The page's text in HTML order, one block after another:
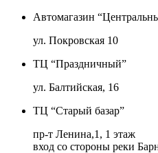
Автомагазин
ул. Покровская 10
ТЦ “Праздничный”
ул. Балтийская, 16
ТЦ “Старый базар”
пр-т Ленина,1, 1 этаж
вход со стороны реки